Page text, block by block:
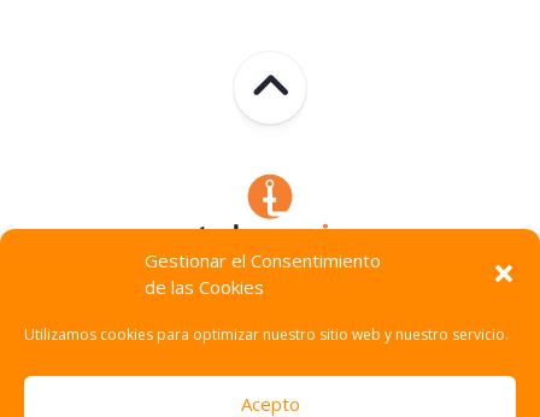
Gestionar el Consentimiento
de las Cookies
Utilizamos cookies para optimizar nuestro sitio web y nuestro servicio.
Acepto
Technocracia © 2026. Todos Los Derechos Reservados.